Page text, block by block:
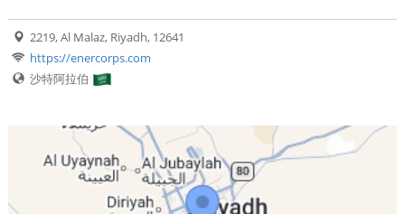
2219, Al Malaz, Riyadh, 12641
https://enercorps.com
沙特阿拉伯